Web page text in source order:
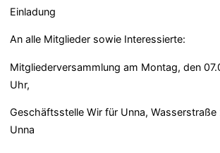
Einladung
An alle Mitglieder sowie Interessierte:
Mitgliederversammlung am Montag, den
Uhr,
Geschäftsstelle Wir für Unna,
Unna